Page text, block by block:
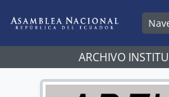
ARCHIVO